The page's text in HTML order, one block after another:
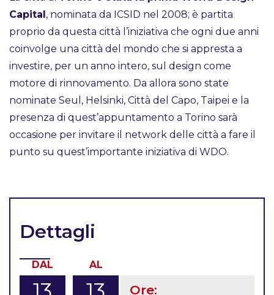
Capital, nominata da ICSID nel 2008; è partita
proprio da questa città l’iniziativa che ogni due anni
coinvolge una città del mondo che si appresta a
investire, per un anno intero, sul design come
motore di rinnovamento. Da allora sono state
nominate Seul, Helsinki, Città del Capo, Taipei e la
presenza di quest’appuntamento a Torino sarà
occasione per invitare il network delle città a fare il
punto su quest’importante iniziativa di WDO.
Dettagli
DAL AL
Ore: